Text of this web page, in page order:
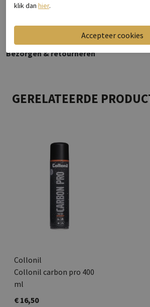
Materiaal buitenkant
Bezorgen & retourneren
GERELATEERDE
Collonil
Collonil carbon pro 400
ml
€ 16,50
klik dan hier.